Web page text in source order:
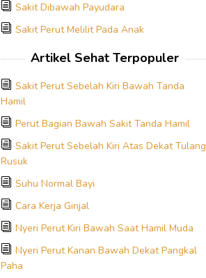
Sakit Dibawah Payudara
Sakit Perut Melilit Pada Anak
Artikel Sehat Terpopuler
Sakit Perut Sebelah Kiri Bawah Tanda
Hamil
Perut Bagian Bawah Sakit Tanda Hamil
Sakit Perut Sebelah Kiri Atas Dekat Tulang
Rusuk
Suhu Normal Bayi
Cara Kerja Ginjal
Nyeri Perut Kiri Bawah Saat Hamil Muda
Nyeri Perut Kanan Bawah Dekat Pangkal
Paha